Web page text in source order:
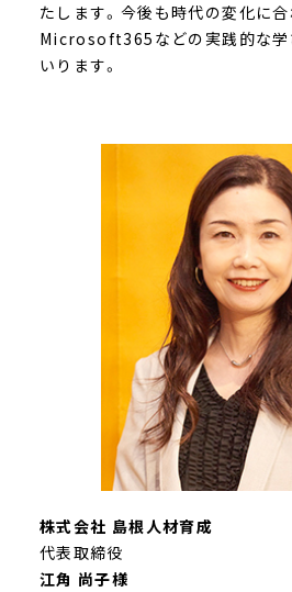
たします。今後も時代の変化に合
Microsoft365などの実践的な学
いります。
株式会社 島根人材育成
代表取締役
江角 尚子様